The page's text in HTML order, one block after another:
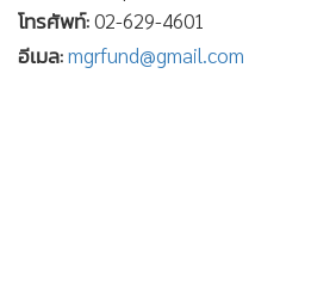
โทรศัพท์:02-629-4601
อีเมล:mgrfund@gmail.com